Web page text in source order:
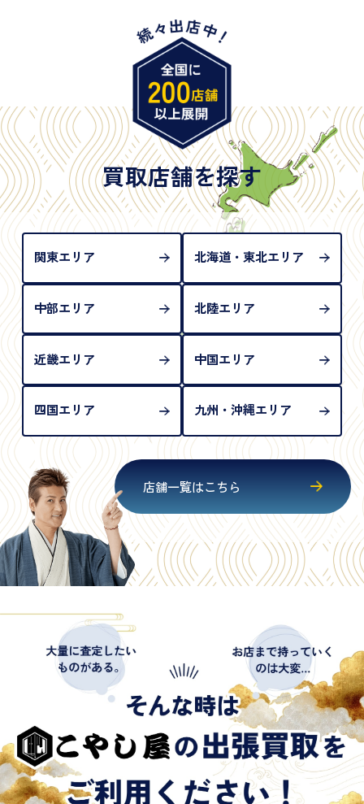
・旧パスポート
※原則として「公的機関が発行し、氏名、住所、生
年月日が記載されているもの
※日本国政府発行のもの
※2020年2月4日以降に申請された新型パスポートに
は「所持人記入欄（住所記載欄）」が存在しないた
め、単体では古物営業法上の本人確認書類として認
められない（住所確認ができないため）。補助書類
が必要となります
買取店舗を探す
関東エリア 北海道・東北エリア
中部エリア 北陸エリア
近畿エリア 中国エリア
四国エリア 九州・沖縄エリア
店舗一覧はこちら